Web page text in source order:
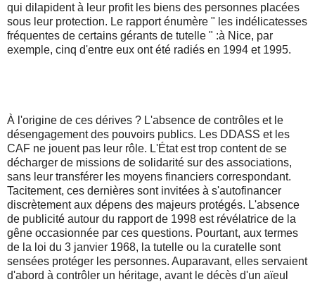
qui dilapident à leur profit les biens des personnes placées
sous leur protection. Le rapport énumère " les indélicatesses
fréquentes de certains gérants de tutelle " :à Nice, par
exemple, cinq d'entre eux ont été radiés en 1994 et 1995.
À l'origine de ces dérives ? L'absence de contrôles et le
désengagement des pouvoirs publics. Les DDASS et les
CAF ne jouent pas leur rôle. L'État est trop content de se
décharger de missions de solidarité sur des associations,
sans leur transférer les moyens financiers correspondant.
Tacitement, ces dernières sont invitées à s'autofinancer
discrètement aux dépens des majeurs protégés. L'absence
de publicité autour du rapport de 1998 est révélatrice de la
gêne occasionnée par ces questions. Pourtant, aux termes
de la loi du 3 janvier 1968, la tutelle ou la curatelle sont
sensées protéger les personnes. Auparavant, elles servaient
d'abord à contrôler un héritage, avant le décès d'un aïeul